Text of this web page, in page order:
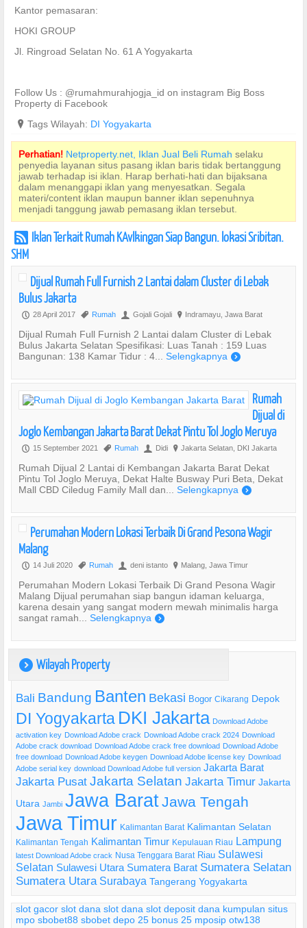
Kantor pemasaran:
HOKI GROUP
Jl. Ringroad Selatan No. 61 A Yogyakarta
Follow Us : @rumahmurahjogja_id on instagram Big Boss
Property di Facebook
? Tags Wilayah: DI Yogyakarta
Perhatian! Netproperty.net, Iklan Jual Beli Rumah selaku
penyedia layanan situs pasang iklan baris tidak bertanggung
jawab terhadap isi iklan. Harap berhati-hati dan bijaksana
dalam menanggapi iklan yang menyesatkan. Segala
materi/content iklan maupun banner iklan sepenuhnya
menjadi tanggung jawab pemasang iklan tersebut.
r Iklan Terkait Rumah KAvlkingan Siap Bangun. lokasi Sribitan.
SHM
Dijual Rumah Full Furnish 2 Lantai dalam Cluster di Lebak
Bulus Jakarta
P 28 April 2017 , Rumah U Gojali Gojali ? Indramayu, Jawa Barat
Dijual Rumah Full Furnish 2 Lantai dalam Cluster di Lebak
Bulus Jakarta Selatan Spesifikasi: Luas Tanah : 159 Luas
Bangunan: 138 Kamar Tidur : 4... Selengkapnya )
Rumah
Dijual di
Joglo Kembangan Jakarta Barat Dekat Pintu Tol Joglo Meruya
P 15 September 2021 , Rumah U Didi ? Jakarta Selatan, DKI Jakarta
Rumah Dijual 2 Lantai di Kembangan Jakarta Barat Dekat
Pintu Tol Joglo Meruya, Dekat Halte Busway Puri Beta, Dekat
Mall CBD Ciledug Family Mall dan... Selengkapnya )
Perumahan Modern Lokasi Terbaik Di Grand Pesona Wagir
Malang
P 14 Juli 2020 , Rumah U deni istanto ? Malang, Jawa Timur
Perumahan Modern Lokasi Terbaik Di Grand Pesona Wagir
Malang Dijual perumahan siap bangun idaman keluarga,
karena desain yang sangat modern mewah minimalis harga
sangat ramah... Selengkapnya )
) Wilayah Property
Bali Bandung Banten Bekasi Bogor Cikarang Depok
DI Yogyakarta DKI Jakarta Download Adobe
activation key Download Adobe crack Download Adobe crack 2024 Download
Adobe crack download Download Adobe crack free download Download Adobe
free download Download Adobe keygen Download Adobe license key Download
Adobe serial key download Download Adobe full version Jakarta Barat
Jakarta Pusat Jakarta Selatan Jakarta Timur Jakarta
Utara Jambi Jawa BaratJawa Tengah
Jawa Timur Kalimantan Barat Kalimantan Selatan
Kalimantan Tengah Kalimantan Timur Kepulauan Riau Lampung
latest Download Adobe crack Nusa Tenggara Barat Riau Sulawesi
Selatan Sulawesi Utara Sumatera Barat Sumatera Selatan
Sumatera Utara Surabaya Tangerang Yogyakarta
slot gacor slot dana slot dana slot deposit dana kumpulan situs
mpo sbobet88 sbobet depo 25 bonus 25 mposip otw138